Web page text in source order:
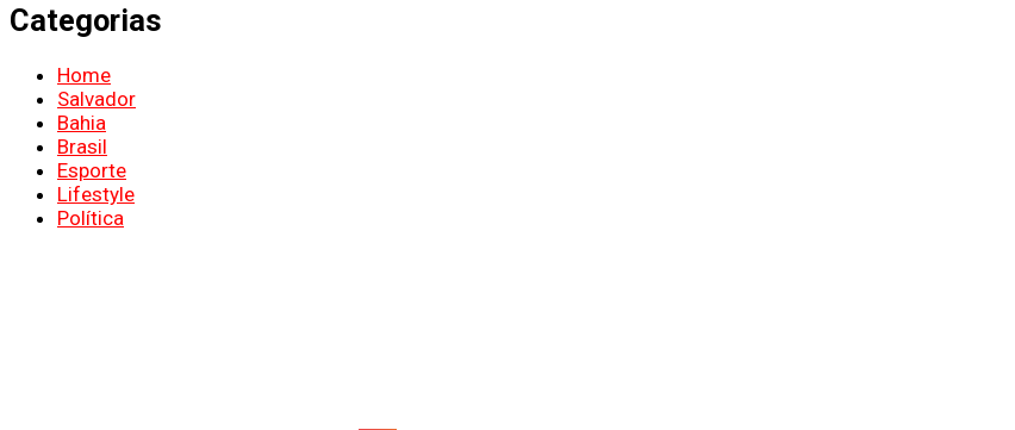
Categorias
Home
Salvador
Bahia
Brasil
Esporte
Lifestyle
Política